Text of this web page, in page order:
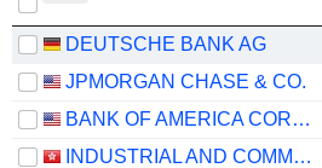
DEUTSCHE BANK AG
JPMORGAN CHASE & CO.
BANK OF AMERICA CORPORATION
INDUSTRIAL AND COMMERCIAL BANK OF CHINA LIMITED